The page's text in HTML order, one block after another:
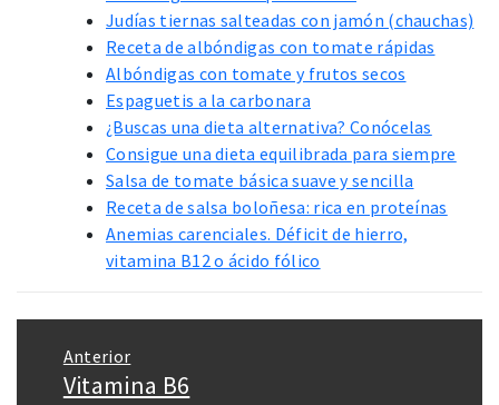
Judías tiernas salteadas con jamón (chauchas)
Receta de albóndigas con tomate rápidas
Albóndigas con tomate y frutos secos
Espaguetis a la carbonara
¿Buscas una dieta alternativa? Conócelas
Consigue una dieta equilibrada para siempre
Salsa de tomate básica suave y sencilla
Receta de salsa boloñesa: rica en proteínas
Anemias carenciales. Déficit de hierro,
vitamina B12 o ácido fólico
Anterior
Entrada
Vitamina B6